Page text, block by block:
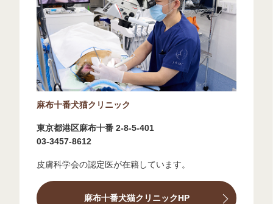
麻布十番犬猫クリニック
東京都港区麻布十番 2-8-5-401
03-3457-8612
皮膚科学会の認定医が在籍しています。
麻布十番犬猫クリニックHP